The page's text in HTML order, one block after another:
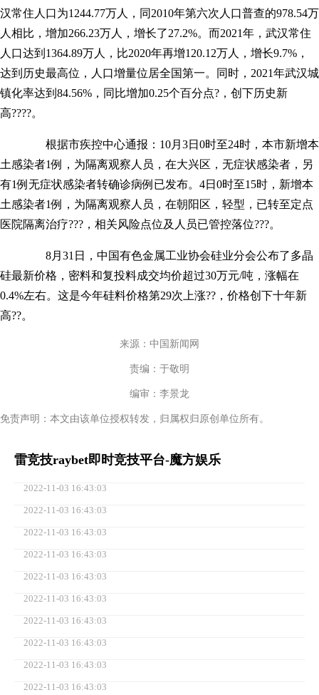
汉常住人口为1244.77万人，同2010年第六次人口普查的978.54万
人相比，增加266.23万人，增长了27.2%。而2021年，武汉常住
人口达到1364.89万人，比2020年再增120.12万人，增长9.7%，
达到历史最高位，人口增量位居全国第一。同时，2021年武汉城
镇化率达到84.56%，同比增加0.25个百分点?，创下历史新
高????。
根据市疾控中心通报：10月3日0时至24时，本市新增本
土感染者1例，为隔离观察人员，在大兴区，无症状感染者，另
有1例无症状感染者转确诊病例已发布。4日0时至15时，新增本
土感染者1例，为隔离观察人员，在朝阳区，轻型，已转至定点
医院隔离治疗???，相关风险点位及人员已管控落位???。
8月31日，中国有色金属工业协会硅业分会公布了多晶
硅最新价格，密料和复投料成交均价超过30万元/吨，涨幅在
0.4%左右。这是今年硅料价格第29次上涨??，价格创下十年新
高??。
来源：中国新闻网
责编：于敬明
编审：李景龙
免责声明：本文由该单位授权转发，归属权归原创单位所有。
雷竞技raybet即时竞技平台-魔方娱乐
2022-11-03 16:43:03
2022-11-03 16:43:03
2022-11-03 16:43:03
2022-11-03 16:43:03
2022-11-03 16:43:03
2022-11-03 16:43:03
2022-11-03 16:43:03
2022-11-03 16:43:03
2022-11-03 16:43:03
2022-11-03 16:43:03